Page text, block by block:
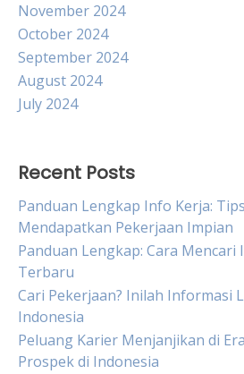
November 2024
October 2024
September 2024
August 2024
July 2024
Recent Posts
Panduan Lengkap Info Kerja:
Mendapatkan Pekerjaan Impian
Panduan Lengkap: Cara
Terbaru
Cari Pekerjaan? Inilah Informasi
Indonesia
Peluang Karier Menjanjikan di
Prospek di Indonesia